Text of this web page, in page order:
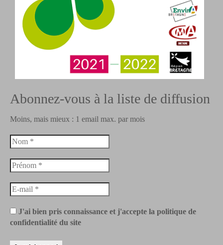
Abonnez-vous à la liste de diffusion
Moins, mais mieux : 1 email max. par mois
J'ai bien pris connaissance et j'accepte la politique de
confidentialité du site